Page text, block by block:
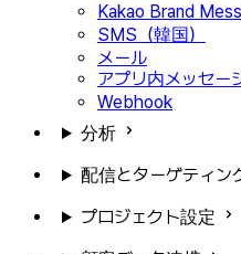
Kakao Brand
SMS（韓国）
メール
アプリ内メッセー
Webhook
分析
配信とターゲティン
プロジェクト設定